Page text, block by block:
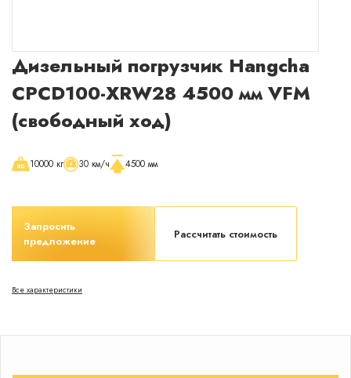
Дизельный погрузчик Hangcha
CPCD100-XRW28 4500 мм VFM
(свободный ход)
10000 кг 30 км/ч 4500 мм
Запросить
предложение
Рассчитать стоимость
Все характеристики
онлайн